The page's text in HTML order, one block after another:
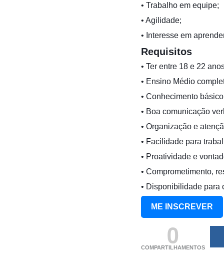
• Trabalho em equipe;
• Agilidade;
• Interesse em
Requisitos
• Ter entre 18 e 22
• Ensino Médio
• Conhecimento
• Boa comunicação
• Organização e
• Facilidade para
• Proatividade e
• Comprometimento,
• Disponibilidade para
ME INSCREVER
0
COMPARTILHAMENTOS